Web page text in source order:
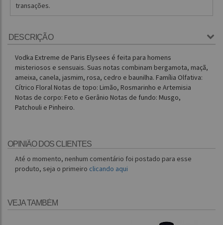
transações.
DESCRIÇÃO
Vodka Extreme de Paris Elysees é feita para homens
misteriosos e sensuais. Suas notas combinam bergamota, maçã,
ameixa, canela, jasmim, rosa, cedro e baunilha. Família Olfativa:
Cítrico Floral Notas de topo: Limão, Rosmarinho e Artemisia
Notas de corpo: Feto e Gerânio Notas de fundo: Musgo,
Patchouli e Pinheiro.
OPINIÃO DOS CLIENTES
Até o momento, nenhum comentário foi postado para esse
produto, seja o primeiro clicando aqui
VEJA TAMBÉM